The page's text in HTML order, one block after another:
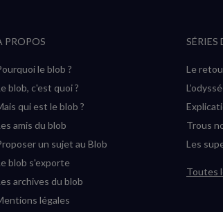
PROPOS
le blob ?
blob, c'est quoi ?
qui est le blob ?
amis du blob
un sujet au Blob
blob s'exporte
archives du blob
légales
SÉRIES
Le
Trous
Les
Toutes